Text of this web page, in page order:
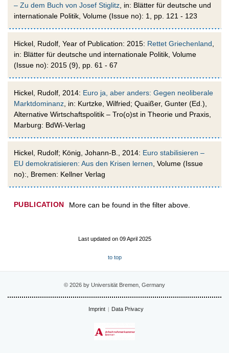
– Zu dem Buch von Josef Stiglitz , in: Blätter für deutsche und
internationale Politik, Volume (Issue no): 1, pp. 121 - 123
Hickel, Rudolf, Year of Publication: 2015: Rettet Griechenland
in: Blätter für deutsche und internationale Politik, Volume
(Issue no): 2015 (9), pp. 61 - 67
Hickel, Rudolf, 2014: Euro ja, aber anders: Gegen neoliberale
Marktdominanz , in: Kurtzke, Wilfried; Quaißer, Gunter (Ed.),
Alternative Wirtschaftspolitik – Tro(o)st in Theorie und Praxis,
Marburg: BdWi-Verlag
Hickel, Rudolf; König, Johann-B., 2014: Euro stabilisieren –
EU demokratisieren: Aus den Krisen lernen , Volume (Issue
no):, Bremen: Kellner Verlag
PUBLICATION More can be found in the filter above.
Last updated on 09 April 2025
to top
© 2026 by Universität Bremen, Germany
Imprint Data Privacy